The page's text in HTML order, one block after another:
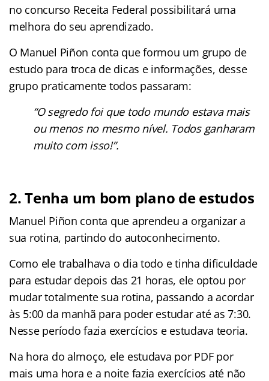
no concurso Receita Federal possibilitará uma
melhora do seu aprendizado.
O Manuel Piñon conta que formou um grupo de
estudo para troca de dicas e informações, desse
grupo praticamente todos passaram:
“O segredo foi que todo mundo estava mais
ou menos no mesmo nível. Todos ganharam
muito com isso!”.
2. Tenha um bom plano de estudos
Manuel Piñon conta que aprendeu a organizar a
sua rotina, partindo do autoconhecimento.
Como ele trabalhava o dia todo e tinha dificuldade
para estudar depois das 21 horas, ele optou por
mudar totalmente sua rotina, passando a acordar
às 5:00 da manhã para poder estudar até as 7:30.
Nesse período fazia exercícios e estudava teoria.
Na hora do almoço, ele estudava por PDF por
mais uma hora e a noite fazia exercícios até não